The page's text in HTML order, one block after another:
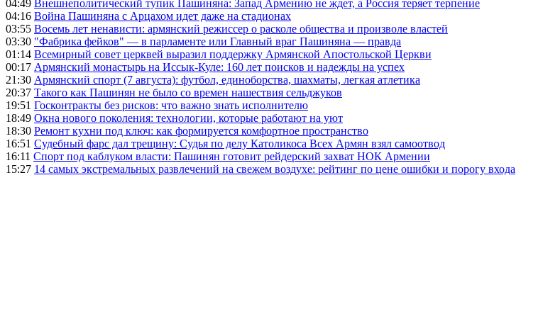
04:49 Внешнеполитический тупик Пашиняна: Запад Армению не ждет, а Россия теряет терпение
04:16 Война Пашиняна с Арцахом идет даже на стадионах
03:55 Восемь лет ненависти: армянский режиссер о расколе общества и произволе властей
03:30 "Фабрика фейков" — в парламенте или Главный враг Пашиняна — правда
01:14 Всемирный совет церквей выразил поддержку Армянской Апостольской Церкви
00:17 Армянский монастырь на Иссык-Куле: 160 лет поисков и надежды на успех
21:30 Армянский спорт (7 августа): футбол, единоборства, шахматы, легкая атлетика
20:37 Такого как Пашинян не было со времен нашествия сельджуков
19:51 Госконтракты без рисков: что важно знать исполнителю
18:49 Окна нового поколения: технологии, которые работают на уют
18:30 Ремонт кухни под ключ: как формируется комфортное пространство
16:51 Судебный фарс дал трещину: Судья по делу Католикоса Всех Армян взял самоотвод
16:11 Спорт под каблуком власти: Пашинян готовит рейдерский захват НОК Армении
15:27 14 самых экстремальных развлечений на свежем воздухе: рейтинг по цене ошибки и порогу входа